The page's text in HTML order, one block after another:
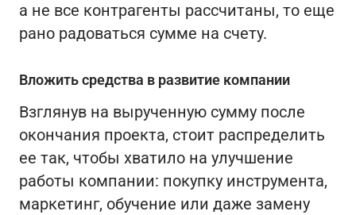
а не все контрагенты рассчитаны, то еще
рано радоваться сумме на счету.
Вложить средства в развитие компании
Взглянув на вырученную сумму после
окончания проекта, стоит распределить
ее так, чтобы хватило на улучшение
работы компании: покупку инструмента,
маркетинг, обучение или даже замену